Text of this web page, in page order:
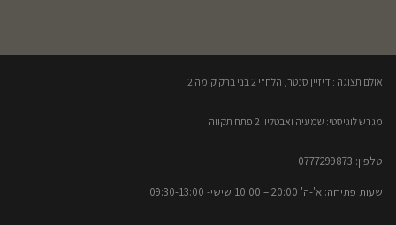
אולם תצוגה : דיזיין סנטר, הלח"י 2 בני ברק קומה 2​
מגרש לוגיסטי: שמעיה ואבטליון 2 פתח תקווה
טלפון: 0777299873​
שעות פתיחה: א'-ה' 20:00 – 10:00​​ שישי- 09:30-13:00